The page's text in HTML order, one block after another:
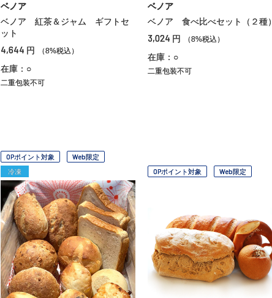
ベノア
ベノア 紅茶＆ジャム ギフトセ
ット
4,644 円 （8%税込）
在庫：○
二重包装不可
ベノア
ベノア 食べ比べセット（２種）
3,024 円 （8%税込）
在庫：○
二重包装不可
OPポイント対象
Web限定
冷凍
OPポイント対象 Web限定